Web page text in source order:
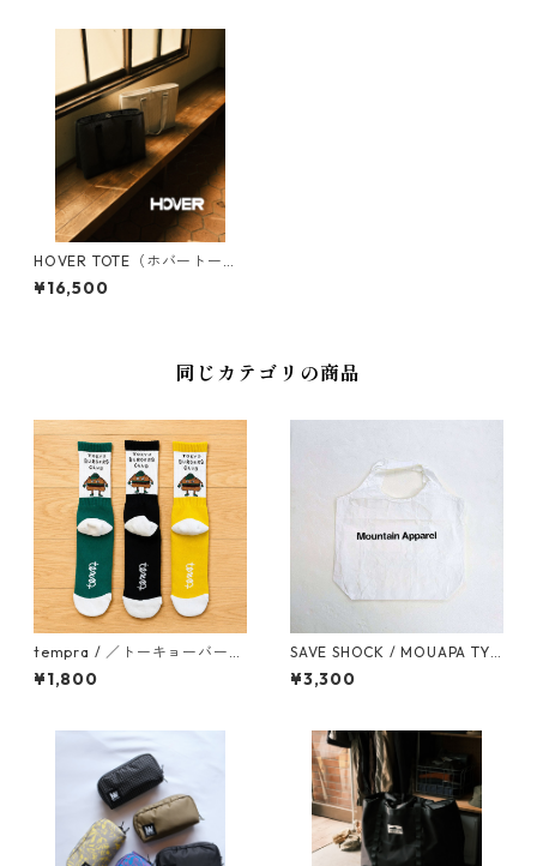
HOVER TOTE（ホバートー
ト）
¥16,500
同じカテゴリの商品
tempra / ／トーキョーバーガ
ーズクラブ ソックス
¥1,800
SAVE SHOCK / MOUAPA TYV
EK TOTE
¥3,300